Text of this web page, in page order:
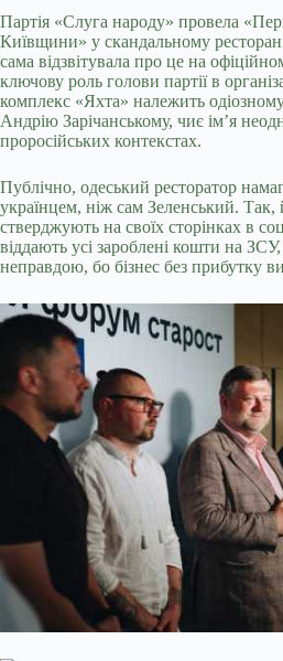
Партія «Слуга народу» провела
Київщини» у скандальному
сама відзвітувала про це на
ключову роль голови партії в
комплекс «Яхта» належить
Андрію Зарічанському, чиє ім’я
проросійських контекстах.
Публічно, одеський ресторатор
українцем, ніж сам Зеленський. Так,
стверджують на своїх сторінках в
віддають усі зароблені кошти на
неправдою, бо бізнес без прибутку